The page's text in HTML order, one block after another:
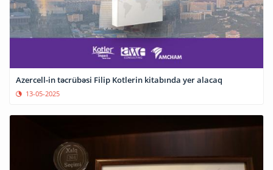
Azercell-in təcrübəsi Filip Kotlerin kitabında yer alacaq
13-05-2025